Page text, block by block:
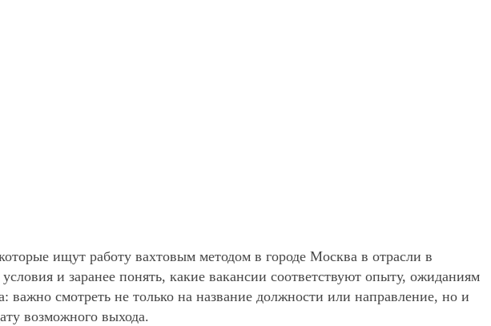
ищут работу вахтовым методом в городе Москва в отрасли в
и заранее понять, какие вакансии соответствуют опыту, ожиданиям
важно смотреть не только на название должности или направление, но и
возможного выхода.